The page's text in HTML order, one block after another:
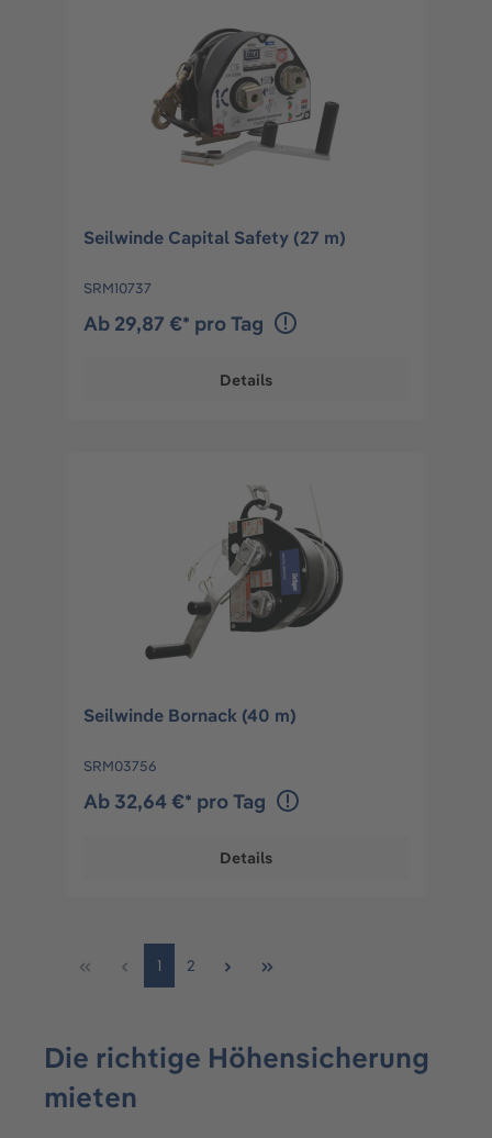
Seilwinde Capital Safety (27 m)
SRM10737
Ab 29,87 €* pro Tag
Details
Seilwinde Bornack (40 m)
SRM03756
Ab 32,64 €* pro Tag
Details
1 2
Die richtige Höhensicherung
mieten